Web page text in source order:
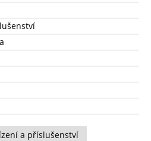
a příslušenství